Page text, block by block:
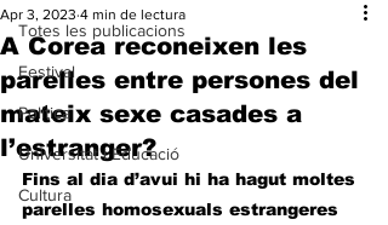
Totes les publicacions
Festival
Política
Universitat i Educació
Cultura
A Corea reconeixen les
parelles entre persones del
mateix sexe casades a
l’estranger?
Apr 3, 2023 4 min de lectura
Fins al dia d’avui hi ha hagut moltes
parelles homosexuals estrangeres